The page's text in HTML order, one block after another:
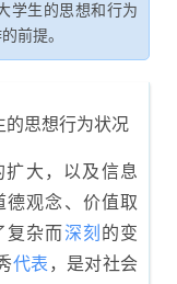
学生的思想和行为
前提。
的思想行为状况
扩大，以及信息
德观念、价值取
复杂而深刻 的变
代表 ，是对社会